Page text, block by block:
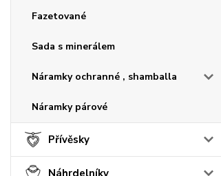
Fazetované
Sada s minerálem
Náramky ochranné , shamballa
Náramky párové
Přívěsky
Náhrdelníky